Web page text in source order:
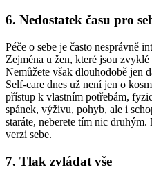
6. Nedostatek času pro
Péče o sebe je často nesprávně
Zejména u žen, které jsou
Nemůžete však dlouhodobě jen
Self-care dnes už není jen o
přístup k vlastním potřebám,
spánek, výživu, pohyb, ale i
staráte, neberete tím nic
verzi sebe.
7. Tlak zvládat vše